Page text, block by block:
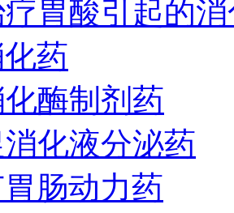
胃酸引起的
药
酶制剂药
化液分泌药
肠动力药